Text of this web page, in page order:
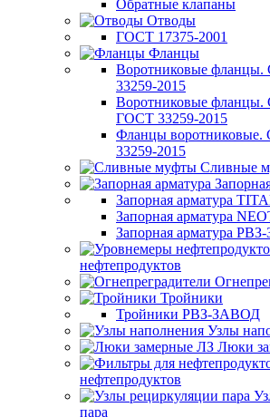
Обратные клапаны
Отводы
ГОСТ 17375-2001
Фланцы
Воротниковые фланцы.
33259-2015
Воротниковые фланцы.
ГОСТ 33259-2015
Фланцы
33259-2015
Сливные
Запорная арматура
Запорная арматура
Запорная арматура
нефтепродуктов
Тройники
Тройники РВЗ-ЗАВОД
Узлы
Люки
нефтепродуктов
пара